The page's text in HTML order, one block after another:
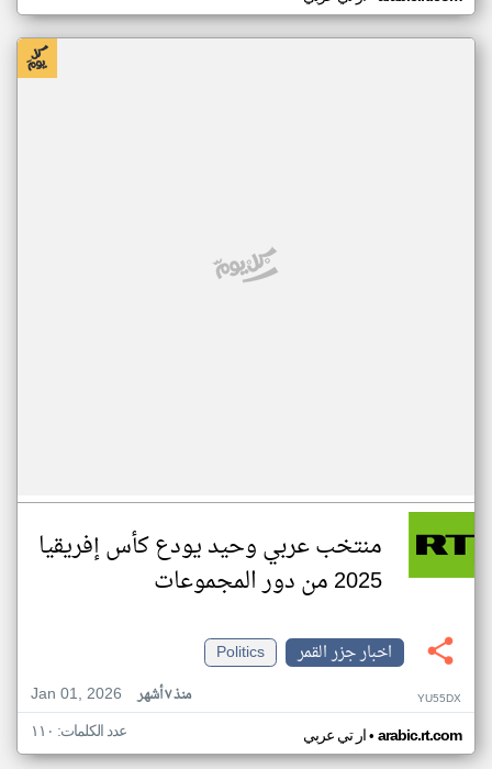
منتخب عربي وحيد يودع كأس إفريقيا
2025 من دور المجموعات
اخبار جزر القمر
Politics
Jan 01, 2026
منذ ٧ أشهر YU55DX
ار تي عربي• arabic.rt.com عدد الكلمات: ١١٠